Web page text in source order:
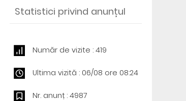
Statistici privind anunțul
Număr de vizite : 419
Ultima vizită : 06/08 ore 08:24
Nr. anunț : 4987